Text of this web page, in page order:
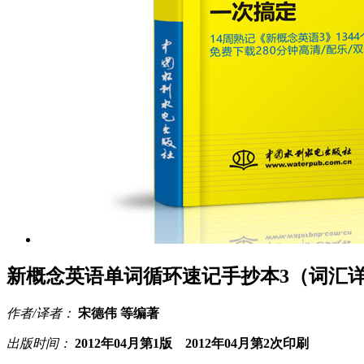
新概念英语单词循环速记手抄本3（词汇
作者/译者： 宋德伟 等编著
出版时间： 2012年04月第1版 2012年04月第2次印刷